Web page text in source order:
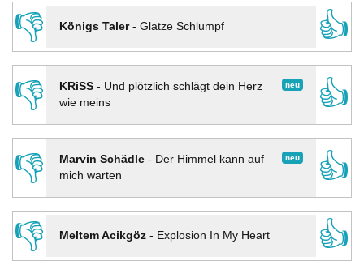
👎
Königs Taler- Glatze Schlumpf
👍
👎
neu
KRiSS- Und plötzlich schlägt dein Herz
wie meins
👍
👎 neu
Marvin Schädle- Der Himmel kann auf
mich warten
👍
👎
Meltem Acikgöz- Explosion In My Heart
👍